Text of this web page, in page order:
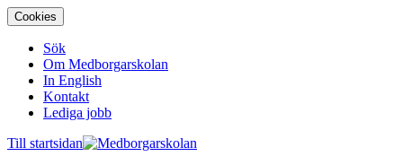
Cookies
Sök
Om Medborgarskolan
In English
Kontakt
Lediga jobb
Till startsidan